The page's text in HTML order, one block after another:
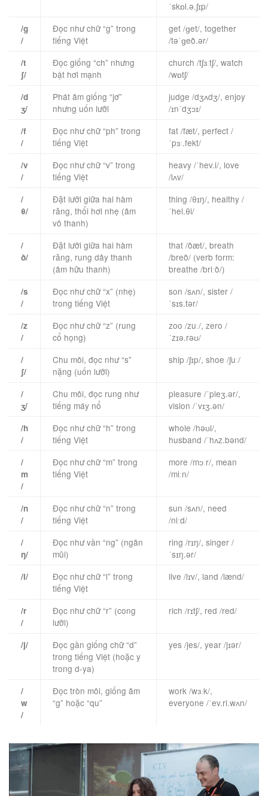
ˈskɒl.ə.ʃɪp/
/g
/
Đọc như chữ “g” trong
tiếng Việt
get /ɡet/, together
/təˈɡeð.ər/
/t
ʃ/
Đọc giống “ch” nhưng
bật hơi mạnh
church /tʃɜːtʃ/, watch
/wɒtʃ/
/d
ʒ/
Phát âm giống “jơ”
nhưng uốn lưỡi
judge /dʒʌdʒ/, enjoy
/ɪnˈdʒɔɪ/
/f
/
Đọc như chữ “ph” trong
tiếng Việt
fat /fæt/, perfect /
ˈpɜː.fekt/
/v
/
Đọc như chữ “v” trong
tiếng Việt
heavy /ˈhev.i/, love
/lʌv/
/
θ/
Đặt lưỡi giữa hai hàm
răng, thổi hơi nhẹ (âm
vô thanh)
thing /θɪŋ/, healthy /
ˈhel.θi/
/
ð/
Đặt lưỡi giữa hai hàm
răng, rung dây thanh
(âm hữu thanh)
that /ðæt/, breath
/breð/ (verb form:
breathe /briːð/)
/s
/
Đọc như chữ “x” (nhẹ)
trong tiếng Việt
son /sʌn/, sister /
ˈsɪs.tər/
/z
/
Đọc như chữ “z” (rung
cổ họng)
zoo /zuː/, zero /
ˈzɪə.rəʊ/
/
ʃ/
Chu môi, đọc như “s”
nặng (uốn lưỡi)
ship /ʃɪp/, shoe /ʃuː/
/
ʒ/
Chu môi, đọc rung như
tiếng máy nổ
pleasure /ˈpleʒ.ər/,
vision /ˈvɪʒ.ən/
/h
/
Đọc như chữ “h” trong
tiếng Việt
whole /həʊl/,
husband /ˈhʌz.bənd/
/
m
/
Đọc như chữ “m” trong
tiếng Việt
more /mɔːr/, mean
/miːn/
/n
/
Đọc như chữ “n” trong
tiếng Việt
sun /sʌn/, need
/niːd/
/
ŋ/
Đọc như vần “ng” (ngân
mũi)
ring /rɪŋ/, singer /
ˈsɪŋ.ər/
/l/
Đọc như chữ “l” trong
tiếng Việt
live /lɪv/, land /lænd/
/r
/
Đọc như chữ “r” (cong
lưỡi)
rich /rɪtʃ/, red /red/
/j/
Đọc gần giống chữ “d”
trong tiếng Việt (hoặc y
trong d-ya)
yes /jes/, year /jɪər/
/
w
/
Đọc tròn môi, giống âm
“g” hoặc “qu”
work /wɜːk/,
everyone /ˈev.ri.wʌn/